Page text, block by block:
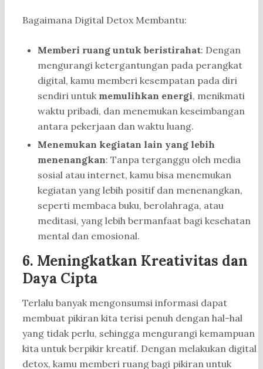
Bagaimana Digital Detox Membantu:
Memberi ruang untuk beristirahat: Dengan
mengurangi ketergantungan pada perangkat
digital, kamu memberi kesempatan pada diri
sendiri untuk memulihkan energi, menikmati
waktu pribadi, dan menemukan keseimbangan
antara pekerjaan dan waktu luang.
Menemukan kegiatan lain yang lebih
menenangkan: Tanpa terganggu oleh media
sosial atau internet, kamu bisa menemukan
kegiatan yang lebih positif dan menenangkan,
seperti membaca buku, berolahraga, atau
meditasi, yang lebih bermanfaat bagi kesehatan
mental dan emosional.
6. Meningkatkan Kreativitas dan
Daya Cipta
Terlalu banyak mengonsumsi informasi dapat
membuat pikiran kita terisi penuh dengan hal-hal
yang tidak perlu, sehingga mengurangi kemampuan
kita untuk berpikir kreatif. Dengan melakukan digital
detox, kamu memberi ruang bagi pikiran untuk